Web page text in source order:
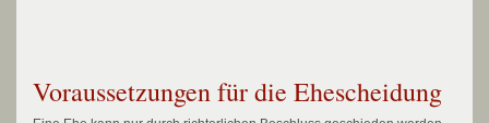
Voraussetzungen für die Ehescheidung